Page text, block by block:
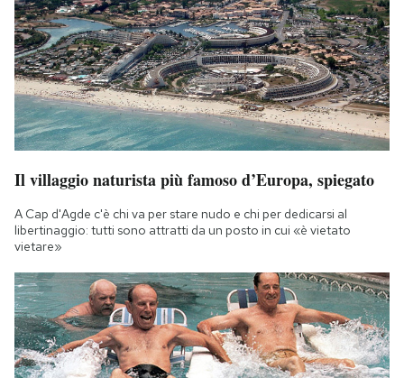
Il villaggio naturista più famoso d’Europa, spiegato
A Cap d'Agde c'è chi va per stare nudo e chi per dedicarsi al
libertinaggio: tutti sono attratti da un posto in cui «è vietato
vietare»